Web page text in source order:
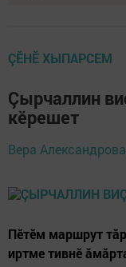
ÇӖНӖ ХЫПАРСЕМ
Çырчаллин
кӗрешет
Вера
Пӗтӗм маршрут
иртме тивнӗ